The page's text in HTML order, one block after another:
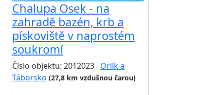
Chalupa Osek - na
zahradě bazén, krb a
pískoviště v naprostém
soukromí
Číslo objektu: 2012023 Orlík a
Táborsko (27,8 km vzdušnou čarou)